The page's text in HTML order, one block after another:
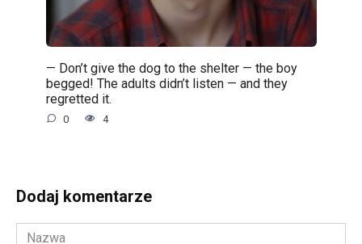
— Don’t give the dog to the shelter — the boy
begged! The adults didn’t listen — and they
regretted it.
0 4
Dodaj komentarze
Nazwa